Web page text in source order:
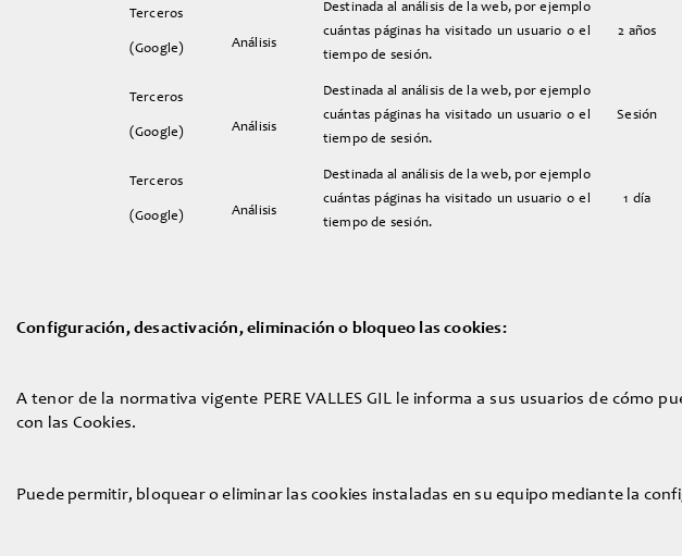
Terceros
(Google) Análisis
Destinada al análisis de la web, por ejemplo
cuántas páginas ha visitado un usuario o el
tiempo de sesión.
2 años
Terceros
(Google) Análisis
Destinada al análisis de la web, por ejemplo
cuántas páginas ha visitado un usuario o el
tiempo de sesión.
Sesión
Terceros
(Google) Análisis
Destinada al análisis de la web, por ejemplo
cuántas páginas ha visitado un usuario o el
tiempo de sesión.
1 día
Configuración, desactivación, eliminación o bloqueo las cookies:
A tenor de la normativa vigente PERE VALLES GIL le informa a sus usuarios de cómo
con las Cookies.
Puede permitir, bloquear o eliminar las cookies instaladas en su equipo mediante la